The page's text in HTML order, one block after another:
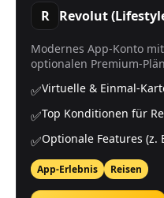
R Revolut
Modernes App-Konto
optionalen Premium-
✅Virtuelle & Einmal-
✅Top Konditionen für
✅Optionale Features (z.
App-Erlebnis Reisen